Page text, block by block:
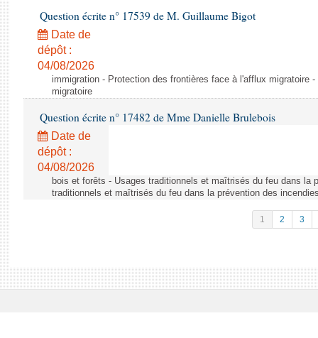
Question écrite n° 17539 de M. Guillaume Bigot
Date de
dépôt :
04/08/2026
immigration - Protection des frontières face à l'afflux migratoire
migratoire
Question écrite n° 17482 de Mme Danielle Brulebois
Date de
dépôt :
04/08/2026
bois et forêts - Usages traditionnels et maîtrisés du feu dans la
traditionnels et maîtrisés du feu dans la prévention des
1 2 3